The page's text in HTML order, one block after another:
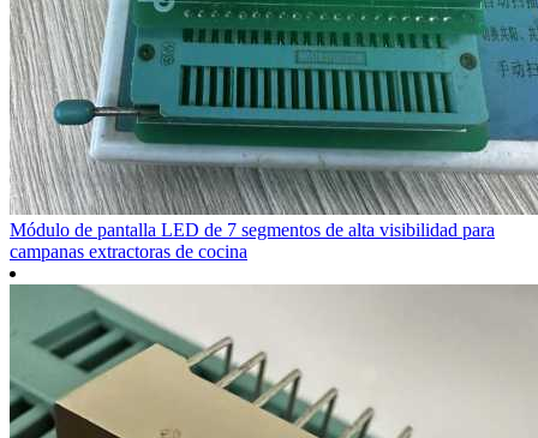
Módulo de pantalla LED de 7 segmentos de alta visibilidad para
campanas extractoras de cocina